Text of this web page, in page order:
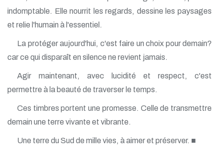
indomptable. Elle nourrit les regards, dessine les paysages
et relie l'humain à l'essentiel.
La protéger aujourd'hui, c'est faire un choix pour demain?
car ce qui disparaît en silence ne revient jamais.
Agir maintenant, avec lucidité et respect, c'est
permettre à la beauté de traverser le temps.
Ces timbres portent une promesse. Celle de transmettre
demain une terre vivante et vibrante.
Une terre du Sud de mille vies, à aimer et préserver. ■